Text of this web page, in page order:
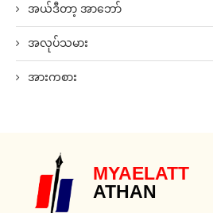
အယ်ဒီတာ့ အာဘော်
အလုပ်သမား
အားကစား
MYAELATT
ATHAN